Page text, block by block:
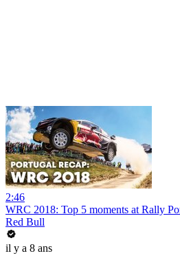
2:46
WRC 2018: Top 5 moments at Rally
Red Bull
il y a 8 ans